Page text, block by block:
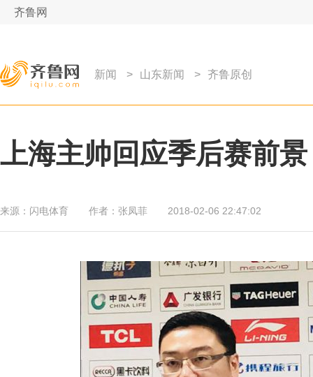
齐鲁网
新闻 > 山东新闻 > 齐鲁原创
上海主帅回应季后赛前
来源： 闪电体育 作者： 张凤菲 2018-02-06 22:47:02